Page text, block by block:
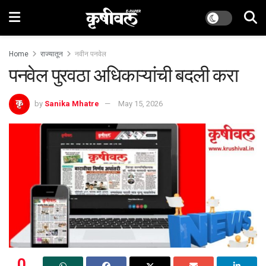
Home राज्यातून नवीन पनवेल
पनवेल पुरवठा अधिकाऱ्यांची बदली करा
by Sanika Mhatre May 15, 2026